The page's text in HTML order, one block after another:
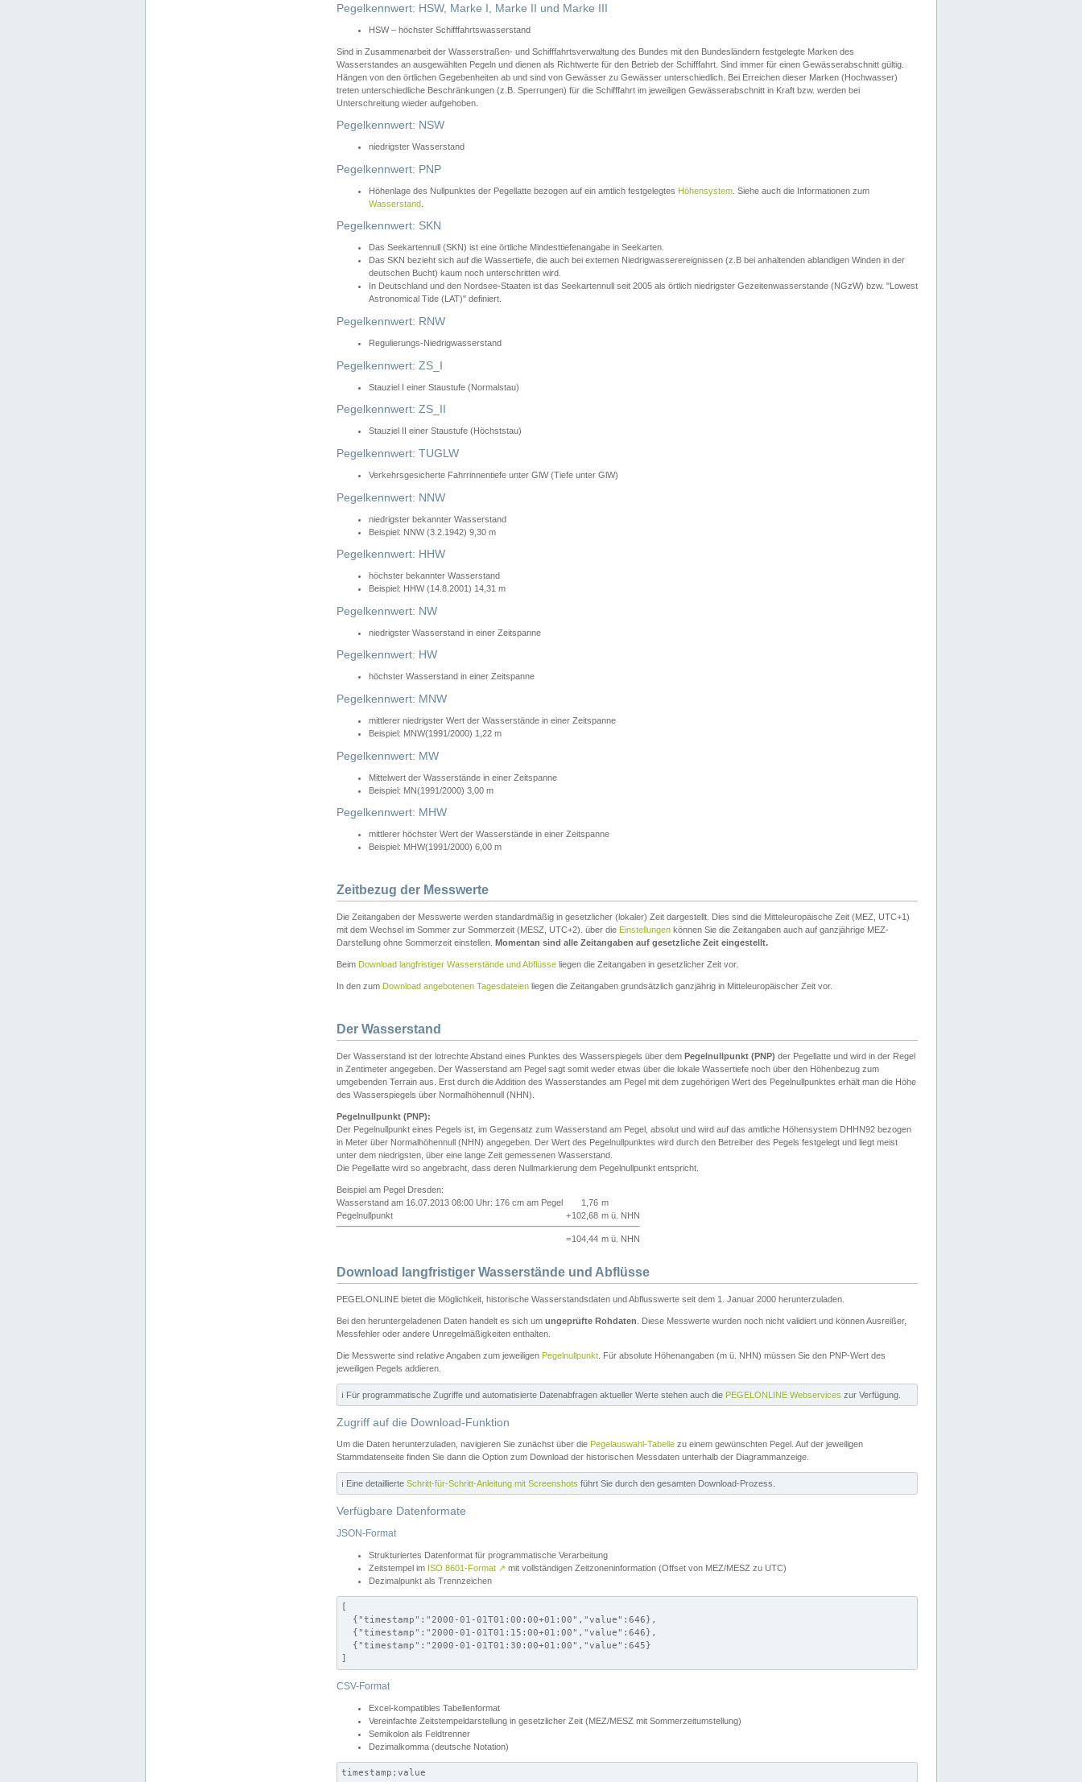
Pegelkennwert: HSW, Marke I, Marke II und Marke III
HSW – höchster Schifffahrtswasserstand
Sind in Zusammenarbeit der Wasserstraßen- und Schifffahrtsverwaltung des Bundes mit den Bundesländern festgelegte Marken des
Wasserstandes an ausgewählten Pegeln und dienen als Richtwerte für den Betrieb der Schifffahrt. Sind immer für einen Gewässerabschnitt gültig.
Hängen von den örtlichen Gegebenheiten ab und sind von Gewässer zu Gewässer unterschiedlich. Bei Erreichen dieser Marken (Hochwasser)
treten unterschiedliche Beschränkungen (z.B. Sperrungen) für die Schifffahrt im jeweiligen Gewässerabschnitt in Kraft bzw. werden bei
Unterschreitung wieder aufgehoben.
Pegelkennwert: NSW
niedrigster Wasserstand
Pegelkennwert: PNP
Höhenlage des Nullpunktes der Pegellatte bezogen auf ein amtlich festgelegtes Höhensystem . Siehe auch die Informationen zum
Wasserstand
Pegelkennwert: SKN
Das Seekartennull (SKN) ist eine örtliche Mindesttiefenangabe in Seekarten.
Das SKN bezieht sich auf die Wassertiefe, die auch bei extemen Niedrigwasserereignissen (z.B bei anhaltenden ablandigen Winden in der
deutschen Bucht) kaum noch unterschritten wird.
In Deutschland und den Nordsee-Staaten ist das Seekartennull seit 2005 als örtlich niedrigster Gezeitenwasserstande (NGzW) bzw. "Lowest
Astronomical Tide (LAT)" definiert.
Pegelkennwert: RNW
Regulierungs-Niedrigwasserstand
Pegelkennwert: ZS_I
Stauziel I einer Staustufe (Normalstau)
Pegelkennwert: ZS_II
Stauziel II einer Staustufe (Höchststau)
Pegelkennwert: TUGLW
Verkehrsgesicherte Fahrrinnentiefe unter GlW (Tiefe unter GlW)
Pegelkennwert: NNW
niedrigster bekannter Wasserstand
Beispiel: NNW (3.2.1942) 9,30 m
Pegelkennwert: HHW
höchster bekannter Wasserstand
Beispiel: HHW (14.8.2001) 14,31 m
Pegelkennwert: NW
niedrigster Wasserstand in einer Zeitspanne
Pegelkennwert: HW
höchster Wasserstand in einer Zeitspanne
Pegelkennwert: MNW
mittlerer niedrigster Wert der Wasserstände in einer Zeitspanne
Beispiel: MNW(1991/2000) 1,22 m
Pegelkennwert: MW
Mittelwert der Wasserstände in einer Zeitspanne
Beispiel: MN(1991/2000) 3,00 m
Pegelkennwert: MHW
mittlerer höchster Wert der Wasserstände in einer Zeitspanne
Beispiel: MHW(1991/2000) 6,00 m
Zeitbezug der Messwerte
Die Zeitangaben der Messwerte werden standardmäßig in gesetzlicher (lokaler) Zeit dargestellt. Dies sind die Mitteleuropäische Zeit (MEZ, UTC+1)
mit dem Wechsel im Sommer zur Sommerzeit (MESZ, UTC+2). über die Einstellungen können Sie die Zeitangaben auch auf ganzjährige MEZ-
Darstellung ohne Sommerzeit einstellen. Momentan sind alle Zeitangaben auf gesetzliche Zeit eingestellt.
Beim Download langfristiger Wasserstände und Abflüsse liegen die Zeitangaben in gesetzlicher Zeit vor.
In den zum Download angebotenen Tagesdateien liegen die Zeitangaben grundsätzlich ganzjährig in Mitteleuropäischer Zeit vor.
Der Wasserstand
Der Wasserstand ist der lotrechte Abstand eines Punktes des Wasserspiegels über dem Pegelnullpunkt (PNP) der Pegellatte und wird in der Regel
in Zentimeter angegeben. Der Wasserstand am Pegel sagt somit weder etwas über die lokale Wassertiefe noch über den Höhenbezug zum
umgebenden Terrain aus. Erst durch die Addition des Wasserstandes am Pegel mit dem zugehörigen Wert des Pegelnullpunktes erhält man die Höhe
des Wasserspiegels über Normalhöhennull (NHN).
Pegelnullpunkt (PNP):
Der Pegelnullpunkt eines Pegels ist, im Gegensatz zum Wasserstand am Pegel, absolut und wird auf das amtliche Höhensystem DHHN92 bezogen
in Meter über Normalhöhennull (NHN) angegeben. Der Wert des Pegelnullpunktes wird durch den Betreiber des Pegels festgelegt und liegt meist
unter dem niedrigsten, über eine lange Zeit gemessenen Wasserstand.
Die Pegellatte wird so angebracht, dass deren Nullmarkierung dem Pegelnullpunkt entspricht.
Beispiel am Pegel Dresden:
Wasserstand am 16.07.2013 08:00 Uhr: 176 cm am Pegel
1,76 m
Pegelnullpunkt
+102,68 m ü. NHN
=104,44 m ü. NHN
Download langfristiger Wasserstände und Abflüsse
PEGELONLINE bietet die Möglichkeit, historische Wasserstandsdaten und Abflusswerte seit dem 1. Januar 2000 herunterzuladen.
Bei den heruntergeladenen Daten handelt es sich um ungeprüfte Rohdaten . Diese Messwerte wurden noch nicht validiert und können Ausreißer,
Messfehler oder andere Unregelmäßigkeiten enthalten.
Die Messwerte sind relative Angaben zum jeweiligen Pegelnullpunkt . Für absolute Höhenangaben (m ü. NHN) müssen Sie den PNP-Wert des
jeweiligen Pegels addieren.
ℹ️ Für programmatische Zugriffe und automatisierte Datenabfragen aktueller Werte stehen auch die PEGELONLINE Webservices zur Verfügung.
Zugriff auf die Download-Funktion
Um die Daten herunterzuladen, navigieren Sie zunächst über die Pegelauswahl-Tabelle zu einem gewünschten Pegel. Auf der jeweiligen
Stammdatenseite finden Sie dann die Option zum Download der historischen Messdaten unterhalb der Diagrammanzeige.
ℹ️ Eine detaillierte Schritt-für-Schritt-Anleitung mit Screenshots führt Sie durch den gesamten Download-Prozess.
Verfügbare Datenformate
JSON-Format
Strukturiertes Datenformat für programmatische Verarbeitung
Zeitstempel im ISO 8601-Format ↗ mit vollständigen Zeitzoneninformation (Offset von MEZ/MESZ zu UTC)
Dezimalpunkt als Trennzeichen
[
  {"timestamp":"2000-01-01T01:00:00+01:00","value":646},
  {"timestamp":"2000-01-01T01:15:00+01:00","value":646},
  {"timestamp":"2000-01-01T01:30:00+01:00","value":645}
]
CSV-Format
Excel-kompatibles Tabellenformat
Vereinfachte Zeitstempeldarstellung in gesetzlicher Zeit (MEZ/MESZ mit Sommerzeitumstellung)
Semikolon als Feldtrenner
Dezimalkomma (deutsche Notation)
timestamp;value